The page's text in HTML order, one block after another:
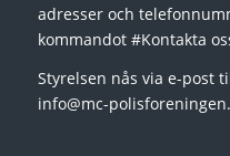
adresser och
kommandot #Kontakta
Styrelsen nås via e-post
info@mc-